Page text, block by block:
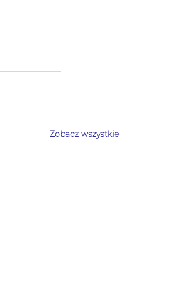
Zobacz wszystkie